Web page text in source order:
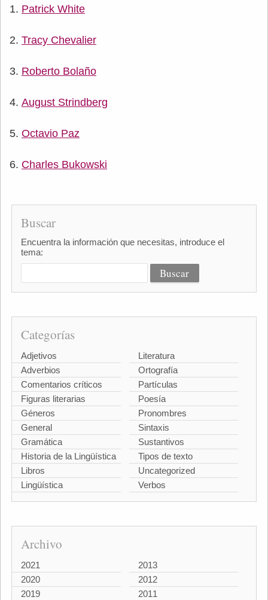
Patrick White
Tracy Chevalier
Roberto Bolaño
August Strindberg
Octavio Paz
Charles Bukowski
Buscar
Encuentra la información que necesitas, introduce el
tema:
Categorías
Adjetivos
Adverbios
Comentarios críticos
Figuras literarias
Géneros
General
Gramática
Historia de la Lingüística
Libros
Lingüística
Literatura
Ortografía
Partículas
Poesía
Pronombres
Sintaxis
Sustantivos
Tipos de texto
Uncategorized
Verbos
Archivo
2021
2020
2019
2013
2012
2011